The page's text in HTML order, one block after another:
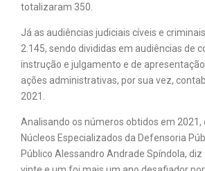
totalizaram 350.
Já as audiências judiciais cíveis e
2.145, sendo divididas em audiências de
instrução e julgamento e de
ações administrativas, por sua vez,
2021.
Analisando os números obtidos em 2021,
Núcleos Especializados da Defensoria
Público Alessandro Andrade Spíndola, diz